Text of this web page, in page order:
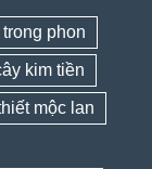
phon
kim tiền
mộc lan